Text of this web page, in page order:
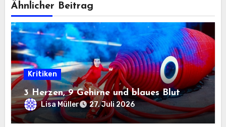
Ähnlicher Beitrag
Kritiken
3 Herzen, 9 Gehirne und blaues Blut
Lisa Müller 27. Juli 2026